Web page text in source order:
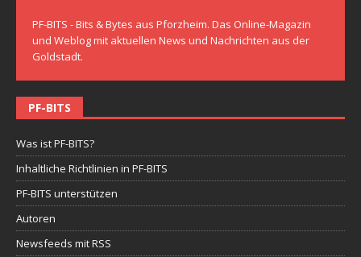
PF-BITS - Bits & Bytes aus Pforzheim. Das Online-Magazin
und Weblog mit aktuellen News und Nachrichten aus der
Goldstadt.
PF-BITS
Was ist PF-BITS?
Inhaltliche Richtlinien in PF-BITS
PF-BITS unterstützen
Autoren
Newsfeeds mit RSS